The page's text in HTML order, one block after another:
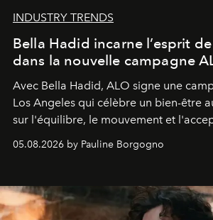
INDUSTRY TRENDS
Bella Hadid incarne l’esprit
dans la nouvelle campagne
Avec Bella Hadid, ALO signe une
Los Angeles qui célèbre un bien-être
sur l'équilibre, le mouvement et
05.08.2026 by Pauline Borgogno